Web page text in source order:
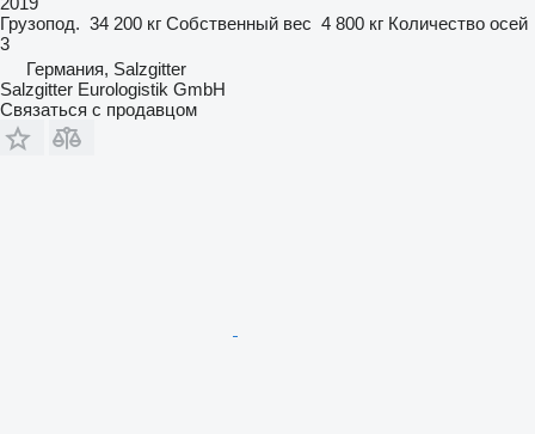
Грузопод. 34 200 кг Собственный вес 4 800 кг Количество осей
3
Германия, Salzgitter
Salzgitter Eurologistik GmbH
Связаться с продавцом